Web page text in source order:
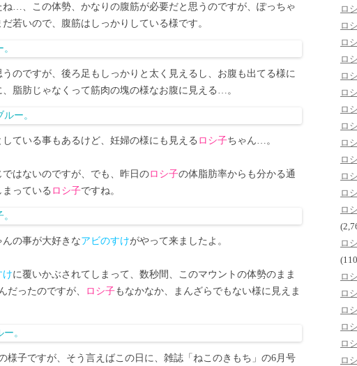
ね…、この体勢、かなりの腹筋が必要だと思うのですが、ぽっちゃ
だ若いので、腹筋はしっかりしている様です。
のですが、後ろ足もしっかりと太く見えるし、お腹も出てる様に
脂肪じゃなくって筋肉の塊の様なお腹に見える…。
ている事もあるけど、妊婦の様にも見える ロシ子ちゃん…。
はないのですが、でも、昨日のロシ子の体脂肪率からも分かる通
っている ロシ子ですね。
んの事が大好きなアビのすけがやって来ましたよ。
けに覆いかぶされてしまって、数秒間、このマウントの体勢のまま
だったのですが、
ロシ子もなかなか、まんざらでもない様に見えま
様子ですが、そう言えばこの日に、雑誌「ねこのきもち」の6月号
ロ
ロ
ロ
ロ
ロ
ロ
ロ
ロ
ロ
ロ
ロ
ロ
ロ
ロ
ロ
ロ
ロ
ロ
ロ
ロ